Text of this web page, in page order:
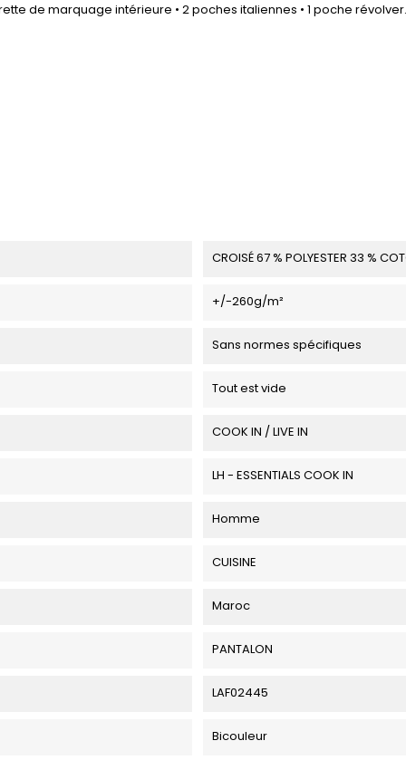
de marquage intérieure • 2 poches italiennes • 1 poche révolver.
CROISÉ 67 % POLYESTER 33 %
+/-260g/m²
Sans normes spécifiques
Tout est vide
COOK IN / LIVE IN
LH - ESSENTIALS COOK IN
Homme
CUISINE
Maroc
PANTALON
LAF02445
Bicouleur